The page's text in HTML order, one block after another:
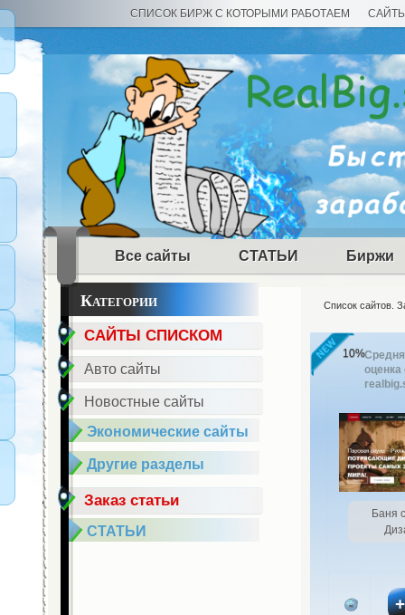
СПИСОК БИРЖ С КОТОРЫМИ РАБОТАЕМ
Все сайты СТАТЬИ Биржи
Категории
САЙТЫ СПИСКОМ
Авто сайты
Новостные сайты
Экономические сайты
Другие разделы
Заказ статьи
СТАТЬИ
Список сайтов.
оценка
Баня
10%